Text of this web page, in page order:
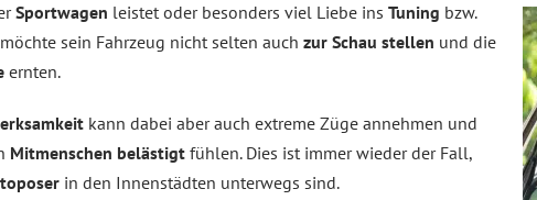
Sportwagen leistet oder besonders viel Liebe ins Tuning bzw.
sein Fahrzeug nicht selten auch zur Schau stellen und die
ernten.
kann dabei aber auch extreme Züge annehmen und
Mitmenschen belästigt fühlen. Dies ist immer wieder der Fall,
in den Innenstädten unterwegs sind.